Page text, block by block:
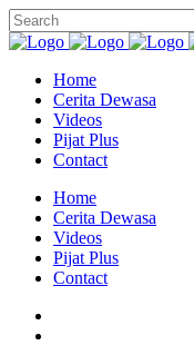
Home
Cerita Dewasa
Videos
Pijat Plus
Contact
Home
Cerita Dewasa
Videos
Pijat Plus
Contact